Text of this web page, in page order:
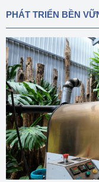
PHÁT TRIỂN BỀN